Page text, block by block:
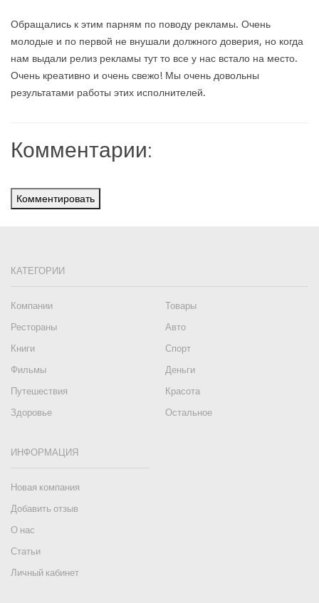
Обращались к этим парням по поводу рекламы. Очень
молодые и по первой не внушали должного доверия, но когда
нам выдали релиз рекламы тут то все у нас встало на место.
Очень креативно и очень свежо! Мы очень довольны
результатами работы этих исполнителей.
Комментарии:
Комментировать
КАТЕГОРИИ
Компании
Товары
Рестораны
Авто
Книги
Спорт
Фильмы
Деньги
Путешествия
Красота
Здоровье
Остальное
ИНФОРМАЦИЯ
Новая компания
Добавить отзыв
О нас
Статьи
Личный кабинет